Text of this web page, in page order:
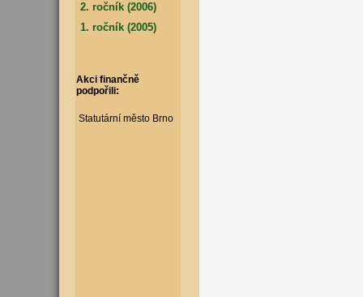
2. ročník (2006)
1. ročník (2005)
Akci finančně
podpořili:
Statutární město Brno